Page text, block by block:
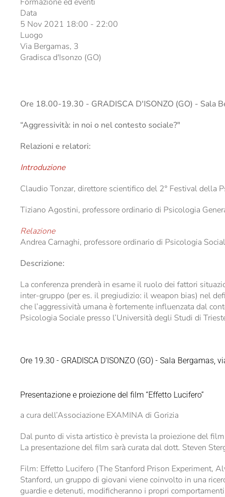
Data
5 Nov 2021 18:00 - 22:00
Luogo
Via Bergamas, 3
Gradisca d'Isonzo (GO)
Ore 18.00-19.30 - GRADISCA D'ISONZO (GO) - Sala
“Aggressività: in noi o nel contesto sociale?"
Relazioni e relatori:
Introduzione
Claudio Tonzar, direttore scientifico del 2° Festival della
Tiziano Agostini, professore ordinario di Psicologia
Relazione
Andrea Carnaghi, professore ordinario di Psicologia
Descrizione:
La conferenza prenderà in esame il ruolo dei fattori
inter-gruppo (per es. il pregiudizio: il weapon bias) nel
che l’aggressività umana è fortemente influenzata dal
Psicologia Sociale presso l’Università degli Studi di
Ore 19.30 - GRADISCA D'ISONZO (GO) - Sala Bergamas,
Presentazione e proiezione del film “Effetto Lucifero”
a cura dell’Associazione EXAMINA di Gorizia
Dal punto di vista artistico è prevista la proiezione del
La presentazione del film sarà curata dal dott. Steven
Film: Effetto Lucifero (The Stanford Prison Experiment,
Stanford, un gruppo di giovani viene coinvolto in una
guardie e detenuti, modificheranno i propri